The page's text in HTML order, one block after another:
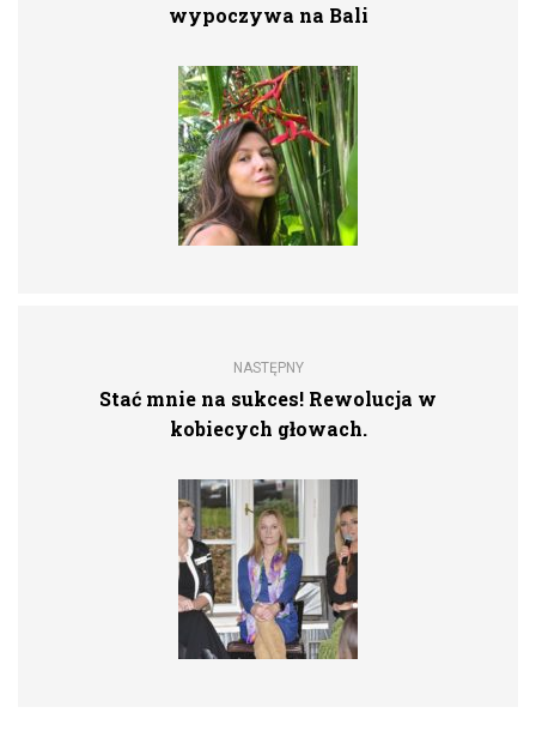
wypoczywa na Bali
NASTĘPNY
Stać mnie na sukces! Rewolucja w
kobiecych głowach.